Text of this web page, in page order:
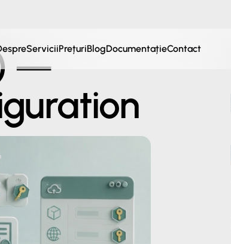
ServiciiPrețuriBlogDocumentațieContact
—